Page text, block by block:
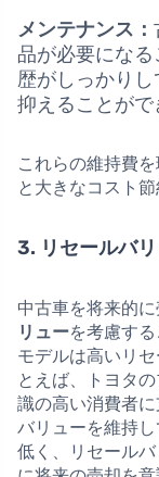
メンテナンス：
品が必要にな
歴がしっかり
抑えることがで
これらの維持費
と大きなコスト
3. リセールバ
中古車を将来的
リューを考慮す
モデルは高いリ
とえば、トヨタ
識の高い消費者
バリューを維持
低く、リセール